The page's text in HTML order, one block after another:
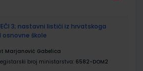
3; nastavni listići iz hrvatskoga
osnovne škole
Marjanović Gabelica
broj ministarstva: 6582-DOM2